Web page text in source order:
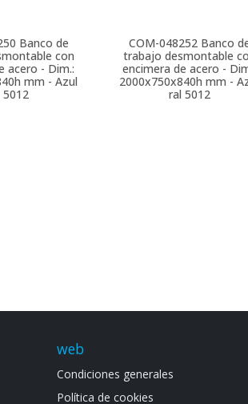
Banco de
con
acero - Dim.:
mm - Azul
5012
COM-048252 Banco
trabajo desmontable
encimera de acero -
2000x750x840h mm -
ral 5012
web
Condiciones generales
Política de cookies